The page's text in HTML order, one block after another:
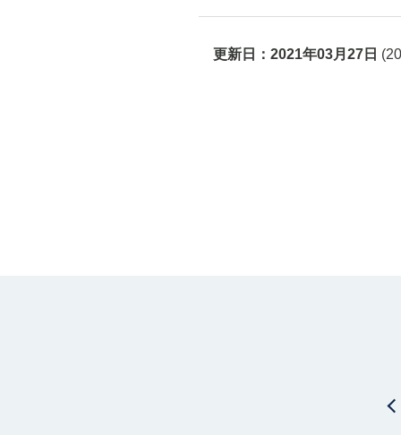
更新日： 2021年03月27日 (